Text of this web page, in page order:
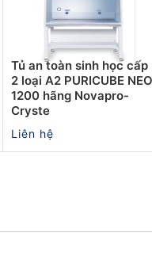
Tủ an toàn sinh học cấp
2 loại A2 PURICUBE NEO
1200 hãng Novapro-
Cryste
Liên hệ